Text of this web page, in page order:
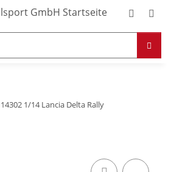
1/14 Lancia Delta Rally